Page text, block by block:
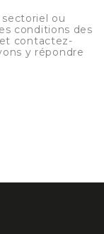
ou
conditions des
contactez-
y répondre